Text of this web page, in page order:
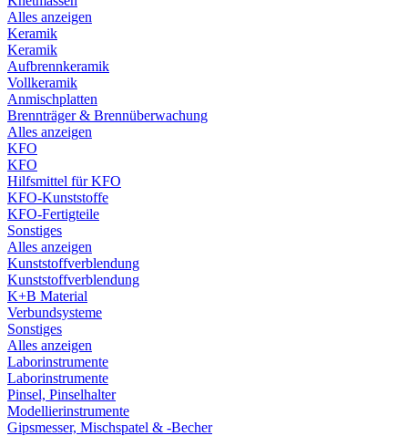
Alles anzeigen
Keramik
Keramik
Aufbrennkeramik
Vollkeramik
Anmischplatten
Brennträger & Brennüberwachung
Alles anzeigen
KFO
KFO
Hilfsmittel für KFO
KFO-Kunststoffe
KFO-Fertigteile
Sonstiges
Alles anzeigen
Kunststoffverblendung
Kunststoffverblendung
K+B Material
Verbundsysteme
Sonstiges
Alles anzeigen
Laborinstrumente
Laborinstrumente
Pinsel, Pinselhalter
Modellierinstrumente
Gipsmesser, Mischspatel & -Becher